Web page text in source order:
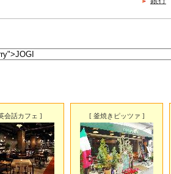
会話カフェ ] [ 釜焼きピッツァ ]